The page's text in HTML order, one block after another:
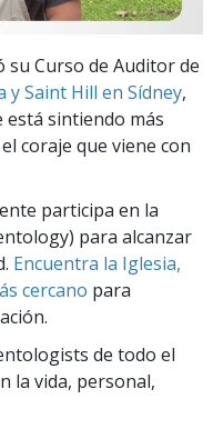
su Curso de Auditor de
y Saint Hill en Sídney,
está sintiendo más
coraje que viene con
participa en la
para alcanzar
Encuentra la Iglesia,
cercano para
de todo el
la vida, personal,